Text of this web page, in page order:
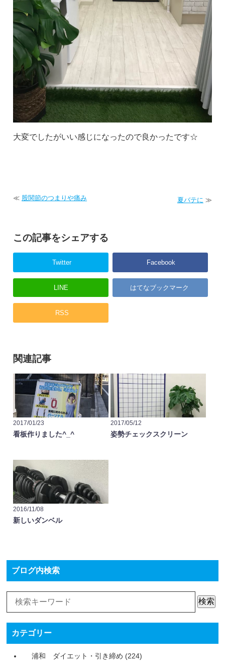
大変でしたがいい感じになったので良かったです☆
≪ 股関節のつまりや痛み 夏バテに ≫
この記事をシェアする
Twitter Facebook
LINE はてなブックマーク
RSS
関連記事
2017/01/23
看板作りました^_^
2017/05/12
姿勢チェックスクリーン
2016/11/08
新しいダンベル
ブログ内検索
検索
カテゴリー
浦和 ダイエット・引き締め (224)